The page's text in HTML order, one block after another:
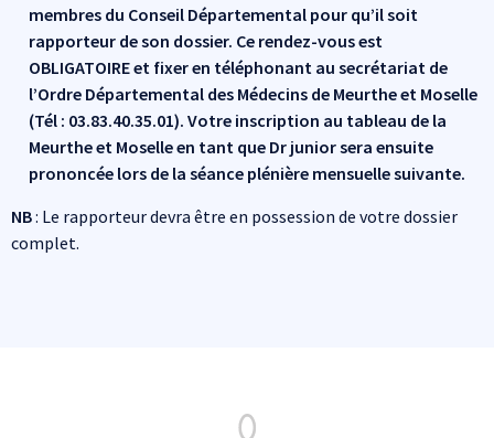
membres du Conseil Départemental pour qu’il soit
rapporteur de son dossier. Ce rendez-vous est
OBLIGATOIRE et fixer en téléphonant au secrétariat de
l’Ordre Départemental des Médecins de Meurthe et Moselle
(Tél : 03.83.40.35.01). Votre inscription au tableau de la
Meurthe et Moselle en tant que Dr junior sera ensuite
prononcée lors de la séance plénière mensuelle suivante.
NB: Le rapporteur devra être en possession de votre dossier
complet.